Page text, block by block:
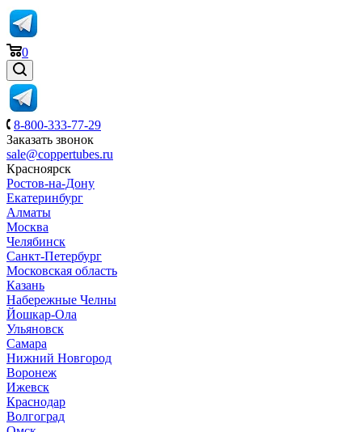
0
8-800-333-77-29
Заказать звонок
sale@coppertubes.ru
Красноярск
Ростов-на-Дону
Екатеринбург
Алматы
Москва
Челябинск
Санкт-Петербург
Московская область
Казань
Набережные Челны
Йошкар-Ола
Ульяновск
Самара
Нижний Новгород
Воронеж
Ижевск
Краснодар
Волгоград